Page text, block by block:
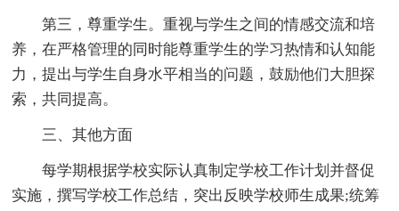
第三，尊重学生。重视与学生之间的情感交流和培
养，在严格管理的同时能尊重学生的学习热情和认知能
力，提出与学生自身水平相当的问题，鼓励他们大胆探
索，共同提高。
三、其他方面
每学期根据学校实际认真制定学校工作计划并督促
实施，撰写学校工作总结，突出反映学校师生成果;统筹